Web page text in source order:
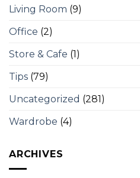
Living Room (9)
Office (2)
Store & Cafe (1)
Tips (79)
Uncategorized (281)
Wardrobe (4)
ARCHIVES